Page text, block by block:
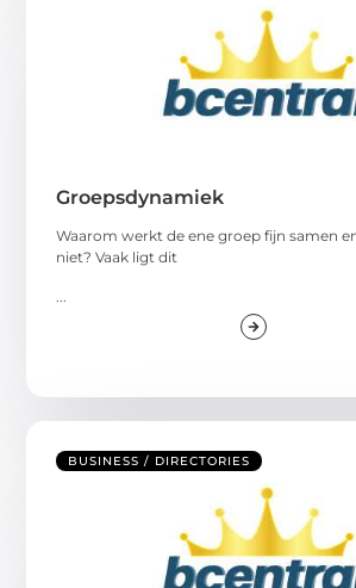
Groepsdynamiek
Waarom werkt de ene groep fijn samen
niet? Vaak ligt dit
BUSINESS / DIRECTORIES